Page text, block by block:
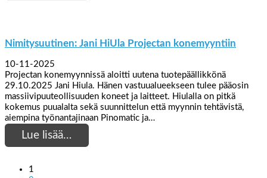
Nimitysuutinen: Jani HiUla Projectan konemyyntiin
10-11-2025
Projectan konemyynnissä aloitti uutena tuotepäällikkönä
29.10.2025 Jani Hiula. Hänen vastuualueekseen tulee pääosin
massiivipuuteollisuuden koneet ja laitteet. Hiulalla on pitkä
kokemus puualalta sekä suunnittelun että myynnin tehtävistä,
aiempina työnantajinaan Pinomatic ja…
Lue lisää…
1